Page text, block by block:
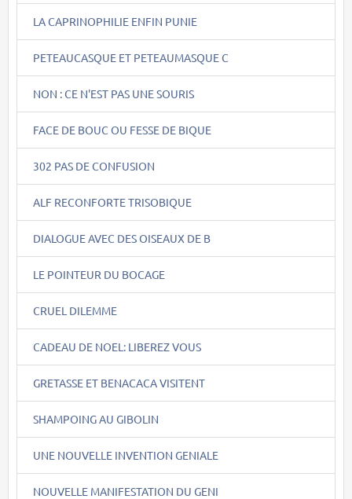
LA CAPRINOPHILIE ENFIN PUNIE
PETEAUCASQUE ET PETEAUMASQUE C
NON : CE N'EST PAS UNE SOURIS
FACE DE BOUC OU FESSE DE BIQUE
302 PAS DE CONFUSION
ALF RECONFORTE TRISOBIQUE
DIALOGUE AVEC DES OISEAUX DE B
LE POINTEUR DU BOCAGE
CRUEL DILEMME
CADEAU DE NOEL: LIBEREZ VOUS
GRETASSE ET BENACACA VISITENT
SHAMPOING AU GIBOLIN
UNE NOUVELLE INVENTION GENIALE
NOUVELLE MANIFESTATION DU GENI